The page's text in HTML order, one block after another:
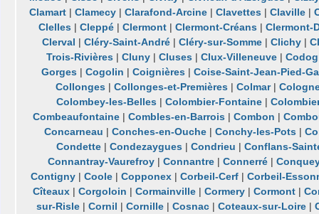
Clamart| Clamecy| Clarafond-Arcine| Clavettes| Claville|
Clelles |Cleppé |Clermont |Clermont-Créans |Clermont-
Clerval | Cléry-Saint-André| Cléry-sur-Somme| Clichy|
Trois-Rivières| Cluny| Cluses| Clux-Villeneuve|
Gorges |Cogolin |Coignières |Coise-Saint-Jean-Pied-
Collonges |Collonges-et-Premières |Colmar|
Colombey-les-Belles |Colombier-Fontaine |
Combeaufontaine |Combles-en-Barrois |Combon |
Concarneau |Conches-en-Ouche |Conchy-les-Pots |
Condette |Condezaygues |Condrieu |Conflans-
Connantray-Vaurefroy| Connantre| Connerré|
Contigny |Coole |Copponex |Corbeil-Cerf |Corbeil-
Cîteaux| Corgoloin | Cormainville| Cormery| Cormont|
sur-Risle |Cornil |Cornille |Cosnac |Coteaux-sur-Loire |